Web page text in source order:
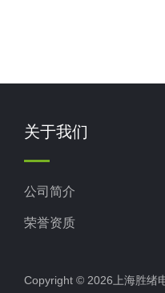
关于我们
公司简介
荣誉资质
Copyright © 2026上海胜绪